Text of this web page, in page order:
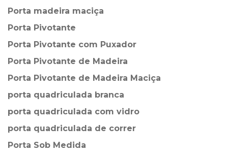
Porta madeira maciça
Porta Pivotante
Porta Pivotante com Puxador
Porta Pivotante de Madeira
Porta Pivotante de Madeira Maciça
porta quadriculada branca
porta quadriculada com vidro
porta quadriculada de correr
Porta Sob Medida